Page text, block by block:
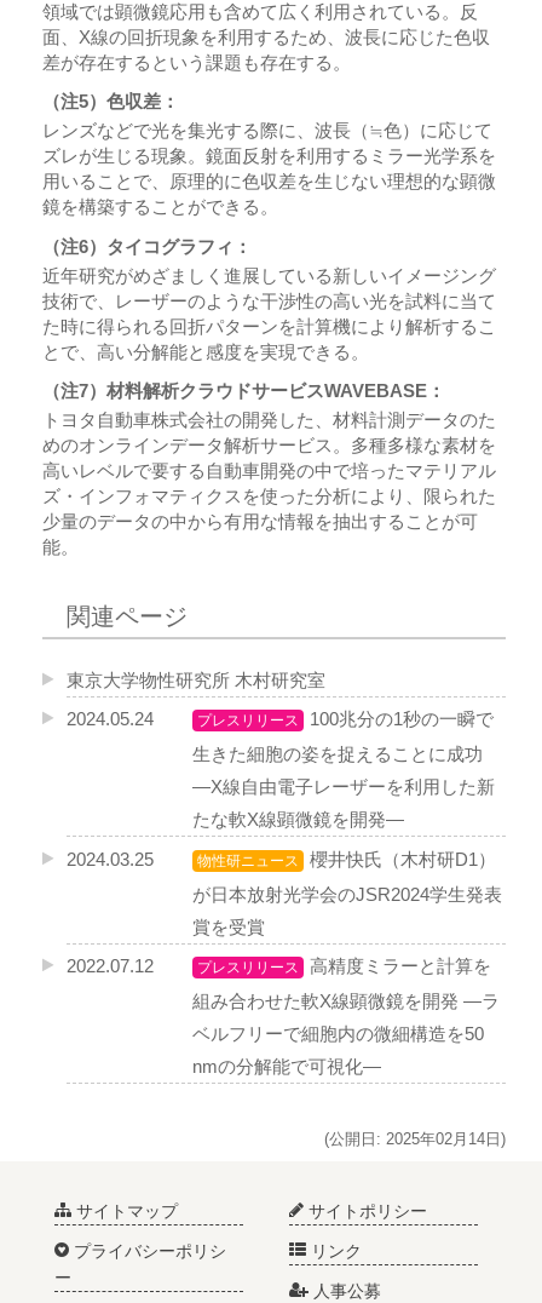
領域では顕微鏡応用も含めて広く利用されている。反
面、X線の回折現象を利用するため、波長に応じた色収
差が存在するという課題も存在する。
（注5）色収差：
レンズなどで光を集光する際に、波長（≒色）に応じて
ズレが生じる現象。鏡面反射を利用するミラー光学系を
用いることで、原理的に色収差を生じない理想的な顕微
鏡を構築することができる。
（注6）タイコグラフィ：
近年研究がめざましく進展している新しいイメージング
技術で、レーザーのような干渉性の高い光を試料に当て
た時に得られる回折パターンを計算機により解析するこ
とで、高い分解能と感度を実現できる。
（注7）材料解析クラウドサービスWAVEBASE：
トヨタ自動車株式会社の開発した、材料計測データのた
めのオンラインデータ解析サービス。多種多様な素材を
高いレベルで要する自動車開発の中で培ったマテリアル
ズ・インフォマティクスを使った分析により、限られた
少量のデータの中から有用な情報を抽出することが可
能。
関連ページ
東京大学物性研究所 木村研究室
2024.05.24
プレスリリース
100兆分の1秒の一瞬で
生きた細胞の姿を捉えることに成功
―X線自由電子レーザーを利用した新
たな軟X線顕微鏡を開発―
2024.03.25
物性研ニュース
櫻井快氏（木村研D1）
が日本放射光学会のJSR2024学生発表
賞を受賞
2022.07.12
プレスリリース
高精度ミラーと計算を
組み合わせた軟X線顕微鏡を開発 ―ラ
ベルフリーで細胞内の微細構造を50
nmの分解能で可視化―
(公開日: 2025年02月14日)
サイトマップ サイトポリシー
プライバシーポリシ
ー
リンク
人事公募